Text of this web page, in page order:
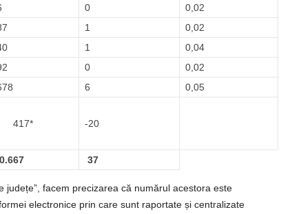
0
0,02
1
0,02
1
0,04
0
0,02
6 0,05
-20
37
județe”, facem precizarea că numărul acestora este
electronice prin care sunt raportate și centralizate